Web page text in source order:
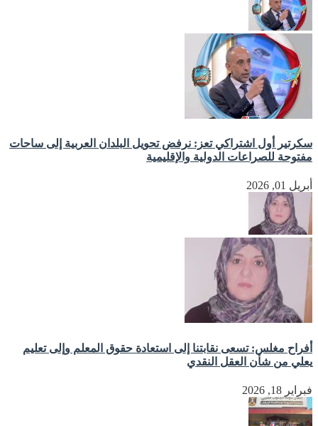
سكرتير أول اشتراكي تعز: نرفض تحويل البلدان العربية إلى ساحات
مفتوحة للصراعات الدولية والإقليمية
أبريل 01, 2026
أفراح مغلس: تسعى نقابتنا إلى استعادة حقوق المعلم وإلى تعليم
يعلي من شأن العقل النقدي
فبراير 18, 2026